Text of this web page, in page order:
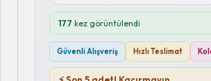
177 kez görüntülendi
Güvenli Alışveriş Hızlı Teslimat